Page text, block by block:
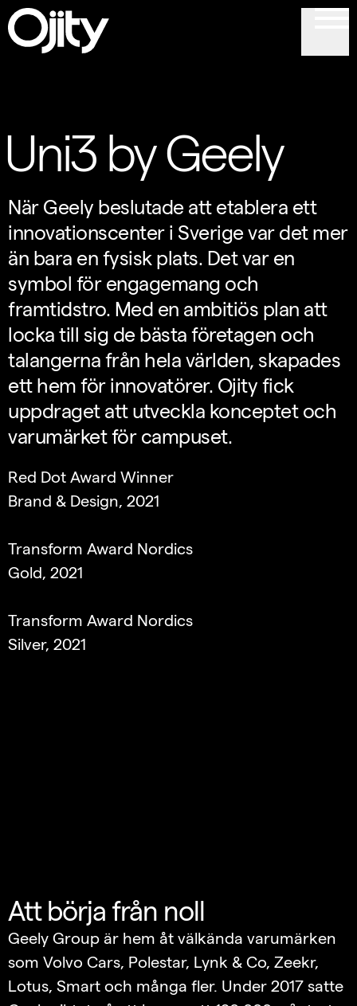
Uni3 by Geely
När Geely beslutade att etablera ett
innovationscenter i Sverige var det mer
än bara en fysisk plats. Det var en
symbol för engagemang och
framtidstro. Med en ambitiös plan att
locka till sig de bästa företagen och
talangerna från hela världen, skapades
ett hem för innovatörer. Ojity fick
uppdraget att utveckla konceptet och
varumärket för campuset.
Red Dot Award Winner
Brand & Design, 2021
Transform Award Nordics
Gold, 2021
Transform Award Nordics
Silver, 2021
Att börja från noll
Geely Group är hem åt välkända varumärken
som Volvo Cars, Polestar, Lynk & Co, Zeekr,
Lotus, Smart och många fler. Under 2017 satte